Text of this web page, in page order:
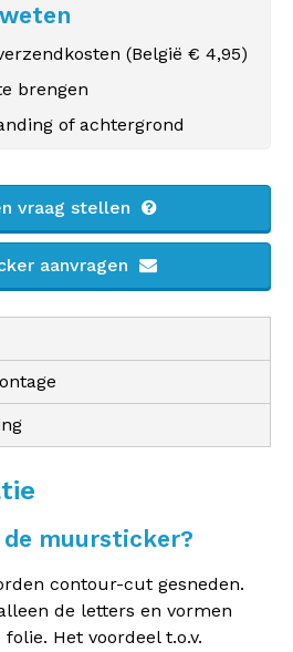
(België € 4,95)
brengen
of achtergrond
vraag stellen
aanvragen
muursticker?
contour-cut gesneden.
de letters en vormen
Het voordeel t.o.v.